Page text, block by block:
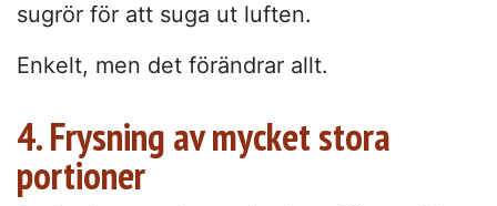
sugrör för att suga ut luften.
Enkelt, men det förändrar allt.
4. Frysning av mycket stora
portioner